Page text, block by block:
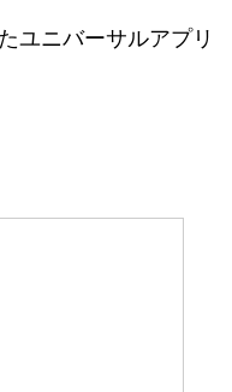
ユニバーサルアプリ